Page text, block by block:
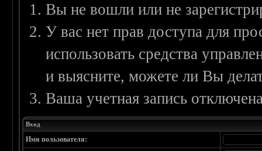
Вы не вошли или не
У вас нет прав доступа для
использовать средства
и выясните, можете ли Вы
Ваша учетная запись
Вход
Имя пользователя: